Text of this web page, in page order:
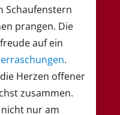
Schaufenstern
prangen. Die
auf ein
.
Herzen offener
zusammen.
nicht nur am